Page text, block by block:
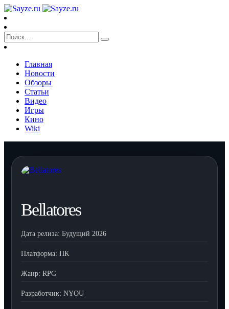
Главная
Новости
Обзоры
Статьи
Видео
Игры
Кино
Wiki
Bellatores
Дата релиза: Будущий 2026
Платформа: ПК
Жанр: RPG
Разработчик: NYOU